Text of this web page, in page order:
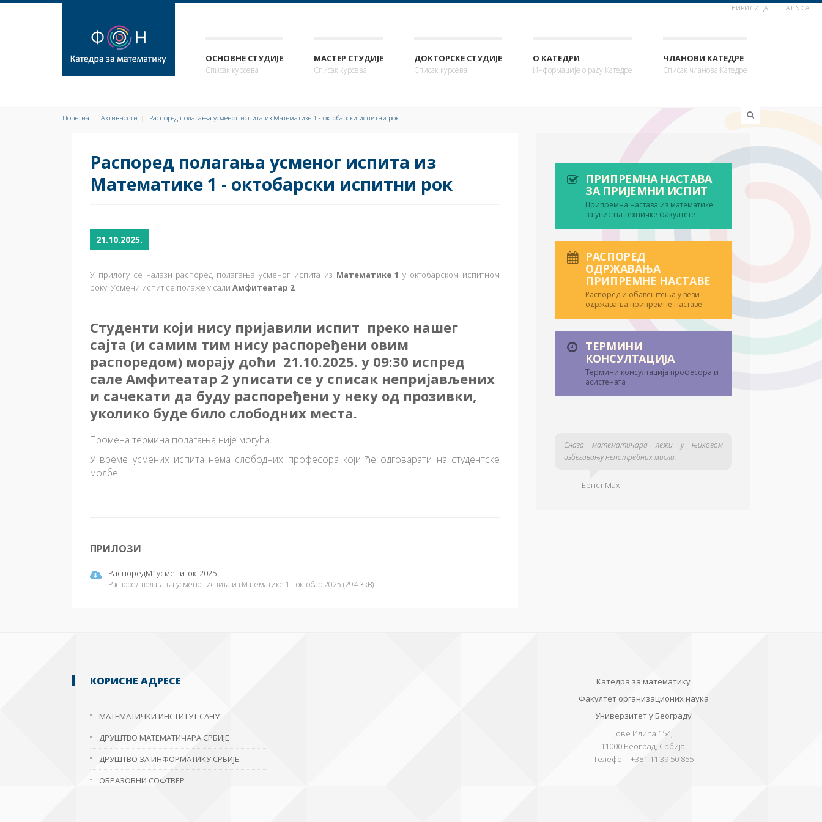
ЋИРИЛИЦА LATINICA
ОСНОВНЕ СТУДИЈЕ
Списак курсева
МАСТЕР СТУДИЈЕ
Списак курсева
ДОКТОРСКЕ СТУДИЈЕ
Списак курсева
О КАТЕДРИ
Информације о раду Катедре
ЧЛАНОВИ КАТЕДРЕ
Списак чланова Катедре
Почетна Активности Распоред полагања усменог испита из Математике 1 - октобарски испитни рок
Распоред полагања усменог испита из
Математике 1 - октобарски испитни рок
21.10.2025.
У прилогу се налази распоред полагања усменог испита из Математике 1у октобарском испитном
року. Усмени испит се полаже у сали Амфитеатар 2.
Студенти који нису пријавили испит преко нашег
сајта (и самим тим нису распоређени овим
распоредом) морају доћи 21.10.2025. у 09:30 испред
сале Амфитеатар 2 уписати се у списак непријављених
и сачекати да буду распоређени у неку од прозивки,
уколико буде било слободних места.
Промена термина полагања није могућа.
У време усмених испита нема слободних професора који ће одговарати на студентске
молбе.
ПРИЛОЗИ
РаспоредМ1усмени_окт2025
Распоред полагања усменог испита из Математике 1 - октобар 2025 (294.3kB)
ПРИПРЕМНА НАСТАВА
ЗА ПРИЈЕМНИ ИСПИТ
Припремна настава из математике
за упис на техничке факултете
РАСПОРЕД
ОДРЖАВАЊА
ПРИПРЕМНЕ НАСТАВЕ
Распоред и обавештења у вези
одржавања припремне наставе
ТЕРМИНИ
КОНСУЛТАЦИЈА
Термини консултација професора и
асистената
Снага математичара лежи у њиховом
избегавању непотребних мисли.
Ернст Мах
КОРИСНЕ АДРЕСЕ
МАТЕМАТИЧКИ ИНСТИТУТ САНУ
ДРУШТВО МАТЕМАТИЧАРА СРБИЈЕ
ДРУШТВО ЗА ИНФОРМАТИКУ СРБИЈЕ
ОБРАЗОВНИ СОФТВЕР
Катедра за математику
Факултет организационих наука
Универзитет у Београду
Јове Илића 154,
11000 Београд, Србија.
Телефон: +381 11 39 50 855